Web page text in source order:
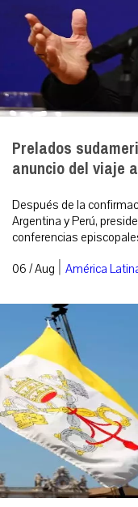
Prelados
anuncio del viaje
Después de la
Argentina y Perú,
conferencias
06 / Aug | América